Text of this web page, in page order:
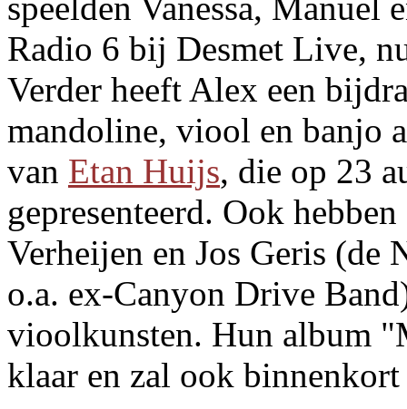
Radio 6 bij Desmet Live,
Verder heeft Alex een
mandoline, viool en banjo
van Etan Huijs, die op 23
gepresenteerd. Ook
Verheijen en Jos Geris (de
o.a. ex-Canyon Drive
vioolkunsten. Hun album
klaar en zal ook